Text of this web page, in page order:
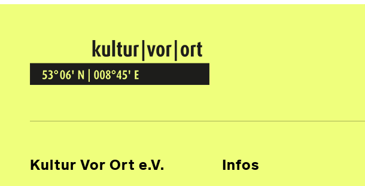
Kultur Vor Ort
BREMEN GRÖPELINGEN
Kultur Vor Ort e.V. Infos